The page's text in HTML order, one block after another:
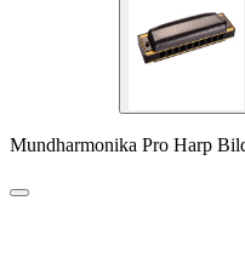
Mundharmonika Pro Harp